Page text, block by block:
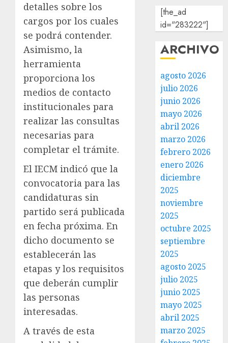
detalles sobre los
cargos por los cuales
se podrá contender.
Asimismo, la
herramienta
proporciona los
medios de contacto
institucionales para
realizar las consultas
necesarias para
completar el trámite.
El IECM indicó que la
convocatoria para las
candidaturas sin
partido será publicada
en fecha próxima. En
dicho documento se
establecerán las
etapas y los requisitos
que deberán cumplir
las personas
interesadas.
A través de esta
[the_ad
id="283222"]
ARCHIVO
agosto 2026
julio 2026
junio 2026
mayo 2026
abril 2026
marzo 2026
febrero 2026
enero 2026
diciembre
2025
noviembre
2025
octubre 2025
septiembre
2025
agosto 2025
julio 2025
junio 2025
mayo 2025
abril 2025
marzo 2025